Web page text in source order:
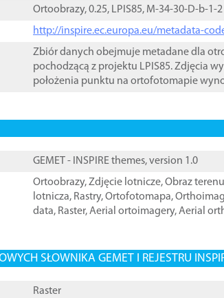
Ortoobrazy, 0.25, LPIS85, M-34-30-D-b-1-2
http://inspire.ec.europa.eu/metadata-
Zbiór danych obejmuje metadane dla
pochodzącą z projektu LPIS85. Zdjęcia
położenia punktu na ortofotomapie
GEMET - INSPIRE themes, version 1.0
Ortoobrazy,Zdjęcie lotnicze,Obraz terenu
lotnicza, Rastry,Ortofotomapa,
data, Raster,Aerial ortoimagery,Aerial
SŁOWNIKA GEMET I REJESTRU
Raster